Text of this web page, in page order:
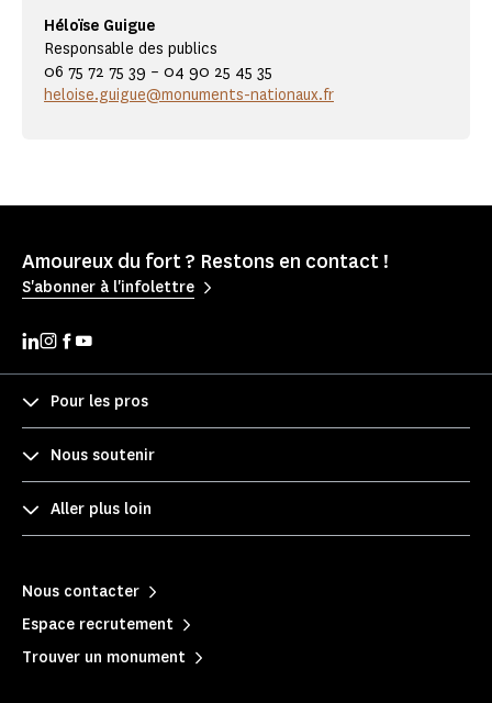
Héloïse Guigue
Responsable des publics
06 75 72 75 39 – 04 90 25 45 35
heloise.guigue@monuments-nationaux.fr
Amoureux du fort ? Restons en contact !
S'abonner à l'infolettre
Pour les pros
Nous soutenir
Aller plus loin
Nous contacter
Espace recrutement
Trouver un monument